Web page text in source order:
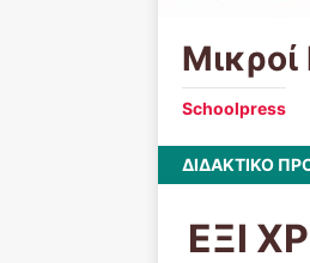
Schoolpress
ΔΙΔΑΚΤΙΚΟ
ΕΞΙ